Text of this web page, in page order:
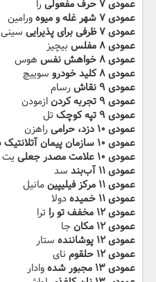
عمودی ۷ حرف مفعولی
را
عمودی ۷ شهر غله و میوه
ورامین
عمودی ۷ ظرفی برای پذیرایی‬‫
سینی
عمودی ۸ مفلس
بیچیز
عمودی ۸ خواهش نفس
هوس
عمودی ۸ کلید خودرو‬‫
سوییچ
عمودی ۹ نقاش
رسام
عمودی ۹ تجربه کردن
ازمودن
عمودی ۹ تپه کوچک‬‫
تل
عمودی ۱۰ دزد، حرامی
راهزن
عمودی ۱۰ سازمان‬ پیمان آتلانتیک شمالی
عمودی ۱۰ علامت مصدر جعلی
یت
عمودی ۱۱ آب‌بند
سد
عمودی ۱۱ مرکز فیلیپین
مانیل
عمودی ۱۱ خمیده
دولا
عمودی ۱۲ مخفف تو را
ترا
عمودی ۱۲ مکان
جا
عمودی ۱۲ پوشاننده
ستار
عمودی ۱۲ حلقوم
نای
عمودی ۱۳ مجبور شده
وادار